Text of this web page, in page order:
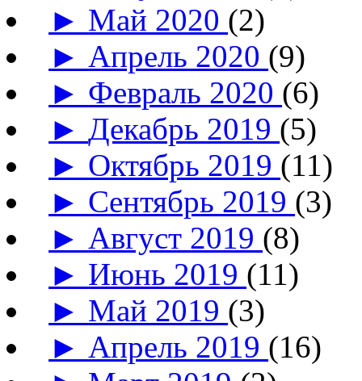
► Май 2020 (2)
► Апрель 2020 (9)
► Февраль 2020 (6)
►Декабрь 2019 (5)
► Октябрь 2019 (11)
► Сентябрь 2019 (3)
► Август 2019 (8)
► Июнь 2019 (11)
► Май 2019 (3)
► Апрель 2019 (16)